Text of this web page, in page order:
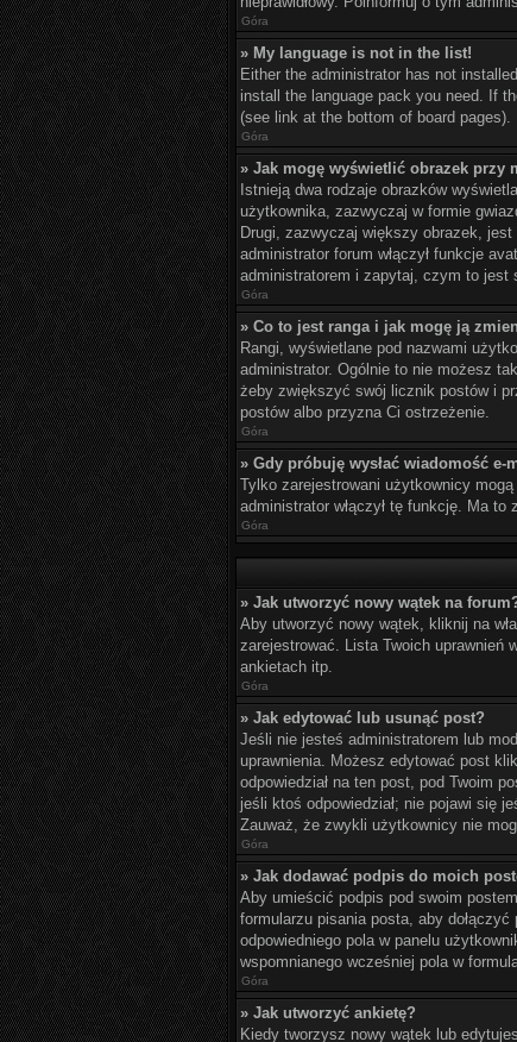
Góra
» My language is not in the list!
Either the administrator has not
install the language pack you need. If
(see link at the bottom of board pages).
Góra
» Jak mogę wyświetlić obrazek przy
Istnieją dwa rodzaje obrazków
użytkownika, zazwyczaj w formie
Drugi, zazwyczaj większy obrazek,
administrator forum włączył funkcje
administratorem i zapytaj, czym to jest
Góra
» Co to jest ranga i jak mogę ją
Rangi, wyświetlane pod nazwami
administrator. Ogólnie to nie możesz
żeby zwiększyć swój licznik postów i
postów albo przyzna Ci ostrzeżenie.
Góra
» Gdy próbuję wysłać wiadomość
Tylko zarejestrowani użytkownicy
administrator włączył tę funkcję. Ma
Góra
» Jak utworzyć nowy wątek na
Aby utworzyć nowy wątek, kliknij na
zarejestrować. Lista Twoich uprawnień
ankietach itp.
Góra
» Jak edytować lub usunąć post?
Jeśli nie jesteś administratorem lub
uprawnienia. Możesz edytować post
odpowiedział na ten post, pod Twoim
jeśli ktoś odpowiedział; nie pojawi się
Zauważ, że zwykli użytkownicy nie
Góra
» Jak dodawać podpis do moich
Aby umieścić podpis pod swoim
formularzu pisania posta, aby
odpowiedniego pola w panelu
wspomnianego wcześniej pola w
Góra
» Jak utworzyć ankietę?
Kiedy tworzysz nowy wątek lub